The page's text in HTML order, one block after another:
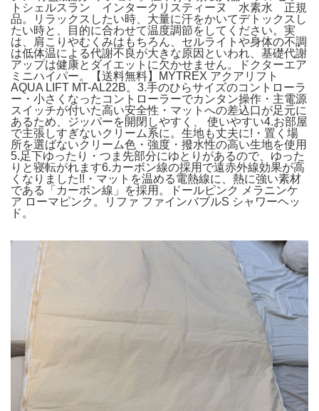
トシェルスラン インタークリスティーヌ 水素水 正規
品。リラックスしたい時、大量に汗をかいてデトックスし
たい時と、目的に合わせて温度調節をしてください。実
は、肩こりやむくみはもちろん、セルライトや身体の不調
は低体温による代謝不良が大きな原因といわれ、基礎代謝
アップは健康とダイエットに欠かせません。ドクターエア
ミニハイパー。【送料無料】MYTREX アクアリフト
AQUA LIFT MT-AL22B。3.手のひらサイズのコントローラ
ー・小さくなったコントローラーでカンタン操作・主電源
スイッチが付いた高い安全性・マットへの差込口が足元に
あるため、ジッパーを開閉しやすく、 使いやすい4.お部屋
で主張しすぎないクリーム系に。生地も丈夫に!・置く場
所を選ばないクリーム色・強度・撥水性の高い生地を使用
5.足下ゆったり・つま先部分にゆとりがあるので、ゆった
りと寝転がれます6.カーボン線の採用で遠赤外線効果が高
くなりました!!・マットを温める電熱線に、熱に強い素材
である「カーボン線」を採用。ドールピンク メラニンケ
ア ローマピンク。リファ ファインバブルS シャワーヘッ
ド。